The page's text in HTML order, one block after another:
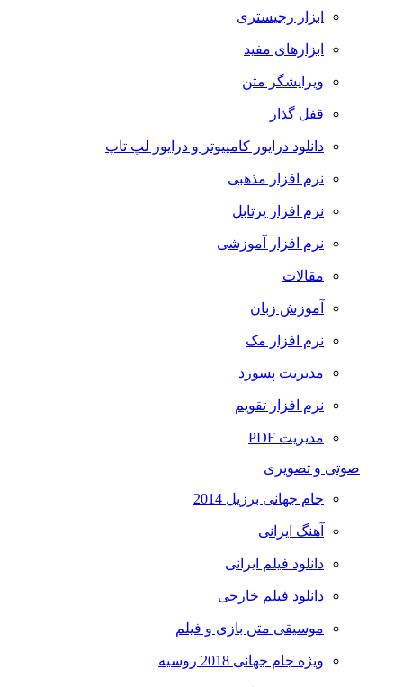
ابزار رجیستری
ابزارهای مفید
ویرایشگر متن
قفل گذار
دانلود درایور کامپیوتر و درایور لپ تاپ
نرم افزار مذهبی
نرم افزار پرتابل
نرم افزار آموزشی
مقالات
آموزش زبان
نرم افزار مک
مدیریت پسورد
نرم افزار تقویم
مدیریت PDF
صوتی و تصویری
جام جهانی برزیل 2014
آهنگ ایرانی
دانلود فیلم ایرانی
دانلود فیلم خارجی
موسیقی متن بازی و فیلم
ویژه جام جهانی 2018 روسیه